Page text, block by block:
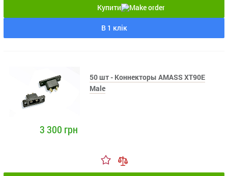
Купити
В 1 клік
50 шт - Коннекторы AMASS XT90E
Male
3 300 грн